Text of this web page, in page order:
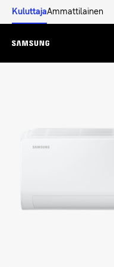
KuluttajaAmmattilainen
Menu